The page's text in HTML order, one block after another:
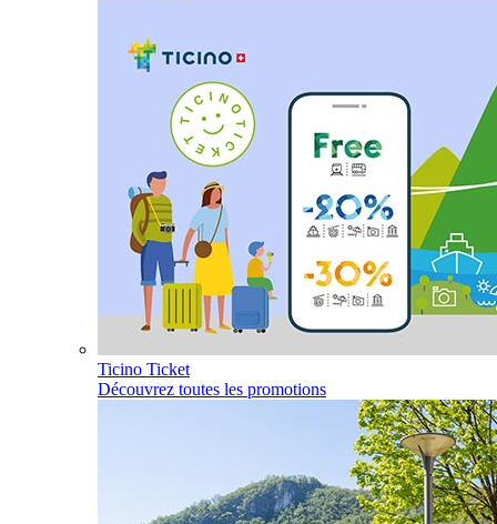
Ticino Ticket
Découvrez toutes les promotions